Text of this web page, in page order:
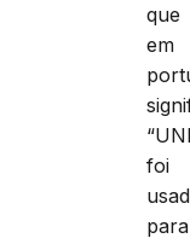
que
em
foi
para